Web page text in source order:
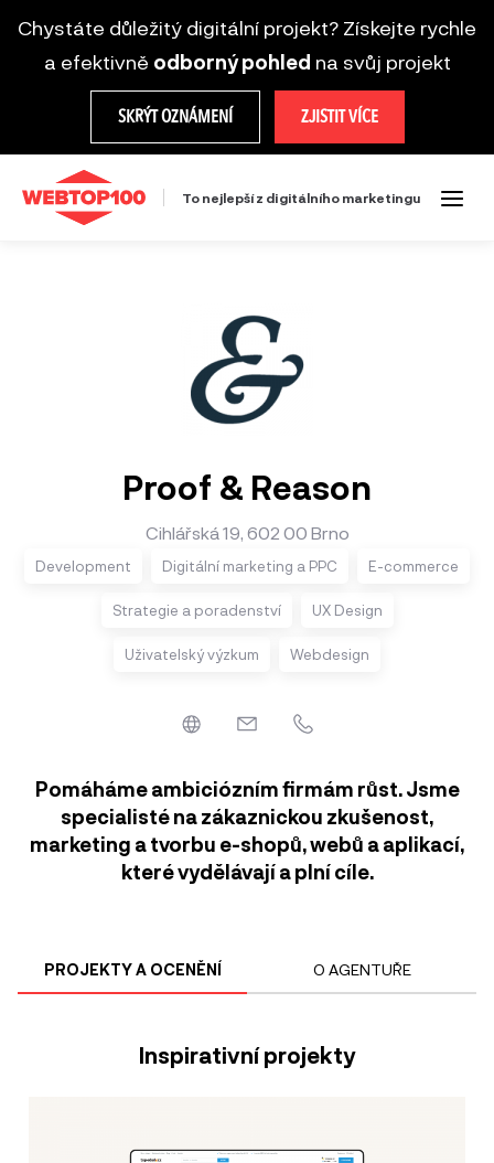
Chystáte důležitý digitální projekt? Získejte rychle
a efektivně odborný pohled na svůj projekt
SKRÝT OZNÁMENÍ ZJISTIT VÍCE
To nejlepší z digitálního marketingu
Proof & Reason
Cihlářská 19, 602 00 Brno
Development Digitální marketing a PPC E-commerce
Strategie a poradenství UX Design
Uživatelský výzkum Webdesign
Pomáháme ambiciózním firmám růst. Jsme
specialisté na zákaznickou zkušenost,
marketing a tvorbu e-shopů, webů a aplikací,
které vydělávají a plní cíle.
PROJEKTY A OCENĚNÍ O AGENTUŘE
Inspirativní projekty